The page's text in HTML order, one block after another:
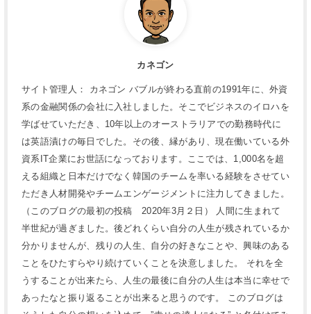
カネゴン
サイト管理人： カネゴン バブルが終わる直前の1991年に、外資
系の金融関係の会社に入社しました。そこでビジネスのイロハを
学ばせていただき、10年以上のオーストラリアでの勤務時代に
は英語漬けの毎日でした。その後、縁があり、現在働いている外
資系IT企業にお世話になっております。ここでは、1,000名を超
える組織と日本だけでなく韓国のチームを率いる経験をさせてい
ただき人材開発やチームエンゲージメントに注力してきました。
（このブログの最初の投稿 2020年3月２日） 人間に生まれて
半世紀が過ぎました。後どれくらい自分の人生が残されているか
分かりませんが、残りの人生、自分の好きなことや、興味のある
ことをひたすらやり続けていくことを決意しました。 それを全
うすることが出来たら、人生の最後に自分の人生は本当に幸せで
あったなと振り返ることが出来ると思うのです。 このブログは